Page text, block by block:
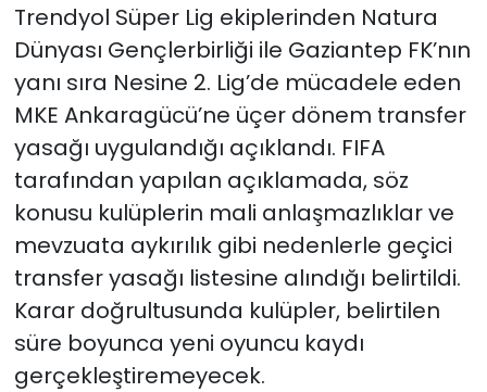
Trendyol Süper Lig ekiplerinden Natura
Dünyası Gençlerbirliği ile Gaziantep FK’nın
yanı sıra Nesine 2. Lig’de mücadele eden
MKE Ankaragücü’ne üçer dönem transfer
yasağı uygulandığı açıklandı. FIFA
tarafından yapılan açıklamada, söz
konusu kulüplerin mali anlaşmazlıklar ve
mevzuata aykırılık gibi nedenlerle geçici
transfer yasağı listesine alındığı belirtildi.
Karar doğrultusunda kulüpler, belirtilen
süre boyunca yeni oyuncu kaydı
gerçekleştiremeyecek.